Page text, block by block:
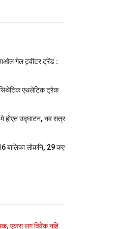
गेल ट्वीटर ट्रेंड :
सिंथेटिक एथलेटिक ट्रेक
मे होएत उद्घाटन, नव सत्र
बालिका लोकनि, 29 कए
एकरा लग विवेक नहि